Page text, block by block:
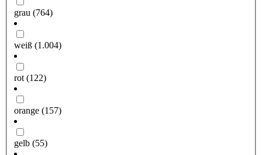
grau (764)
weiß (1.004)
rot (122)
orange (157)
gelb (55)